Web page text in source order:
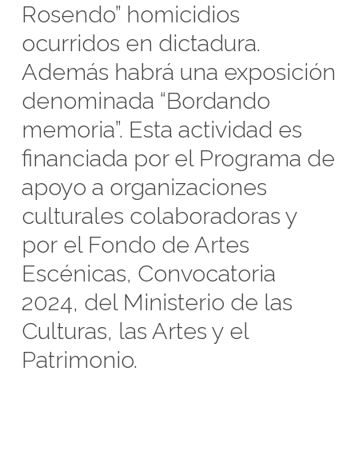
Rosendo” homicidios
ocurridos en dictadura.
Además habrá una exposición
denominada “Bordando
memoria”. Esta actividad es
financiada por el Programa de
apoyo a organizaciones
culturales colaboradoras y
por el Fondo de Artes
Escénicas, Convocatoria
2024, del Ministerio de las
Culturas, las Artes y el
Patrimonio.